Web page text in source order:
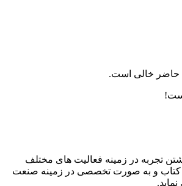
حاضر خالی است.
تجربه در زمینه فعالیت های مختلف
کتاب و به صورت تخصصی در زمینه صنعت